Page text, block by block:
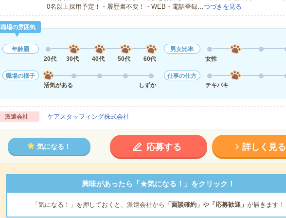
0名以上採用予定！・履歴書不要！・WEB・電話登録…つづきを見る
職場の雰囲気
年齢層
20代
30代 40代 50代 60代
男女比率
女性
職場の様子
活気がある
しずか
仕事の仕方
テキパキ
派遣会社 ケアスタッフィング株式会社
気になる！ 応募する 詳しく見る
興味があったら「★気になる！」をクリック！
「気になる！」を押しておくと、派遣会社から 「面談確約」 や「応募歓迎」 が届きます！